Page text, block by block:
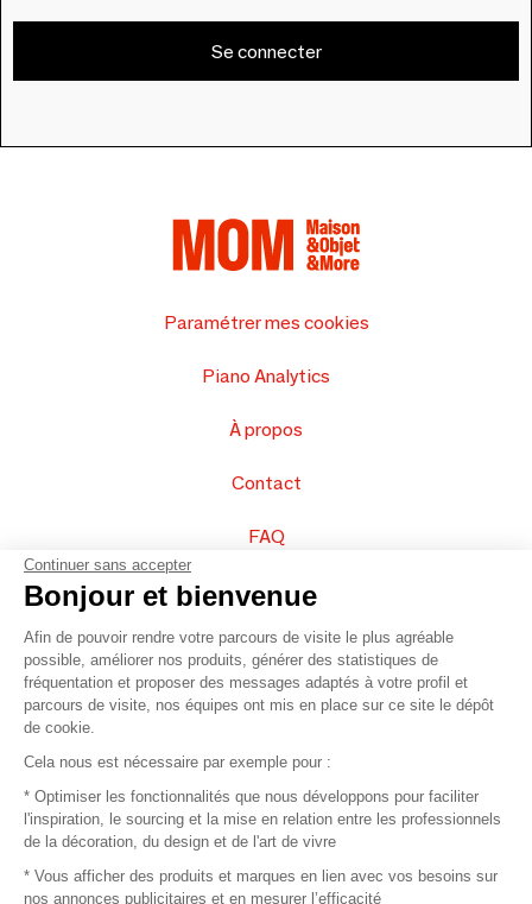
Se connecter
Paramétrer mes cookies
Piano Analytics
À propos
Contact
FAQ
Vendez vos produits
Plan du site
© 2016 –Organisation SAFI
Recrutement
Continuer sans accepter
Bonjour et bienvenue
Afin de pouvoir rendre votre parcours de visite le plus agréable
possible, améliorer nos produits, générer des statistiques de
fréquentation et proposer des messages adaptés à votre profil et
parcours de visite, nos équipes ont mis en place sur ce site le dépôt
de cookie.
Cela nous est nécessaire par exemple pour :
* Optimiser les fonctionnalités que nous développons pour faciliter
l'inspiration, le sourcing et la mise en relation entre les professionnels
de la décoration, du design et de l'art de vivre
* Vous afficher des produits et marques en lien avec vos besoins sur
nos annonces publicitaires et en mesurer l’efficacité